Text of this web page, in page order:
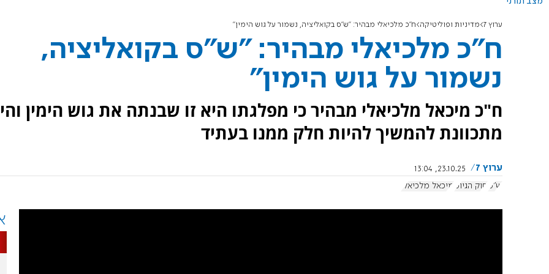
ערוץ 7 מדיניות ופוליטיקה ח"כ מלכיאלי מבהיר: "ש"ס בקואליציה, נשמור על גוש הימין"
ח"כ מלכיאלי מבהיר: "ש"ס בקואליציה,
נשמור על גוש הימין"
ח"כ מיכאל מלכיאלי מבהיר כי מפלגתו היא זו שבנתה את גוש הימין
מתכוונת להמשיך להיות חלק ממנו בעתיד
ערוץ 7
23.10.25, 13:04
ש"ס חוק הגיוס מיכאל מלכיאלי